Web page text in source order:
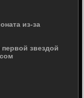
из-за
звездой